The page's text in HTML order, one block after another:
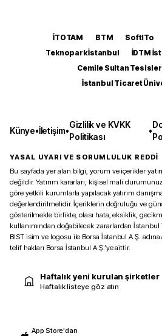
İTOTAM BTM SoftITo
Teknopark İstanbul
İDTM
Cemile Sultan
İstanbul Ticaret
Künye•İletişim•
Gizlilik ve KVKK
Politikası
•
YASAL UYARI VE SORUMLULUK REDDİ
Bu sayfada yer alan bilgi, yorum ve içerikler
değildir. Yatırım kararları, kişisel mali
göre yetkili kurumlarla yapılacak yatırım
değerlendirilmelidir. İçeriklerin doğruluğu ve
gösterilmekle birlikte, olası hata, eksiklik,
kullanımından doğabilecek zararlardan İstanbul
BIST isim ve logosu ile Borsa İstanbul A.Ş.
telif hakları Borsa İstanbul A.Ş.’ye aittir.
Haftalık yeni kurulan şirketler
Haftalık listeye göz atın
App Store'dan